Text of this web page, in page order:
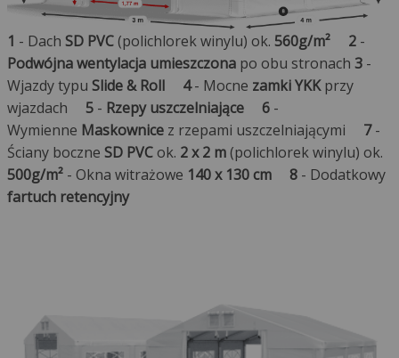
1 - Dach SD PVC(polichlorek winylu) ok. 560g/m² 2-
Podwójna wentylacja umieszczonapo obu stronach 3-
Wjazdy typu Slide & Roll 4- Mocne zamki YKKprzy
wjazdach 5- Rzepy uszczelniające 6-
Wymienne Maskownicez rzepami uszczelniającymi 7-
Ściany boczne SD PVCok. 2 x 2 m(polichlorek winylu) ok.
500g/m²- Okna witrażowe 140 x 130 cm 8- Dodatkowy
fartuch retencyjny